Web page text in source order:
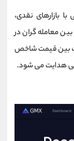
بازارهای نقدی،
معامله گران در
بین قیمت شاخص
هدایت می شود.